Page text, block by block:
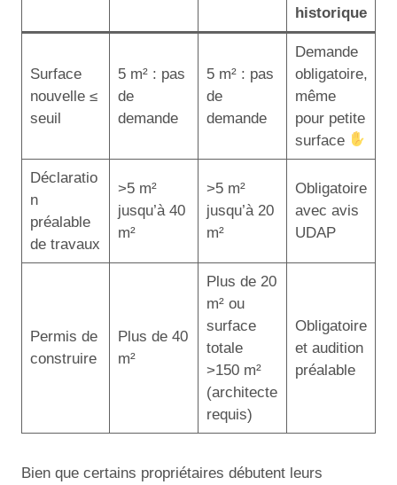
historique
Surface
nouvelle ≤
seuil
5 m² : pas
de
demande
5 m² : pas
de
demande
Demande
obligatoire,
même
pour petite
surface
Déclaratio
n
préalable
de travaux
>5 m²
jusqu’à 40
m²
>5 m²
jusqu’à 20
m²
Obligatoire
avec avis
UDAP
Permis de
construire
Plus de 40
m²
Plus de 20
m² ou
surface
totale
>150 m²
(architecte
requis)
Obligatoire
et audition
préalable
Bien que certains propriétaires débutent leurs